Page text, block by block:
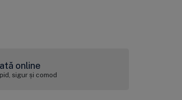
online
sigur și comod